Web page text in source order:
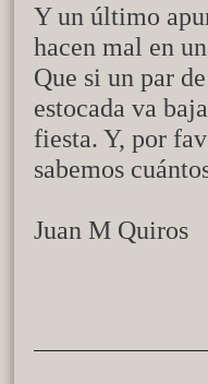
Y un último
hacen mal en
Que si un par
estocada va
fiesta. Y, por
sabemos
Juan M Quiros